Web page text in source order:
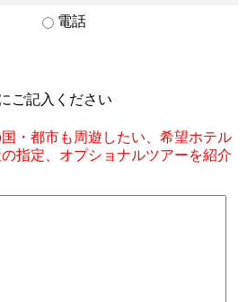
電話
ご記入ください
・都市も周遊したい、希望ホテル
指定、オプショナルツアーを紹介